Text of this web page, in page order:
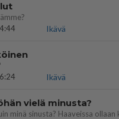
Ikävä
Ikävä
vielä minusta?